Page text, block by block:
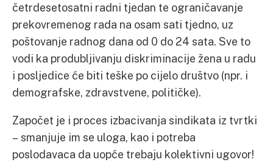
četrdesetosatni radni tjedan te ograničavanje
prekovremenog rada na osam sati tjedno, uz
poštovanje radnog dana od 0 do 24 sata. Sve to
vodi ka produbljivanju diskriminacije žena u radu
i posljedice će biti teške po cijelo društvo (npr. i
demografske, zdravstvene, političke).
Započet je i proces izbacivanja sindikata iz tvrtki
– smanjuje im se uloga, kao i potreba
poslodavaca da uopće trebaju kolektivni ugovor!